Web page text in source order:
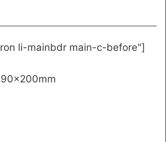
li-mainbdr main-c-before"]